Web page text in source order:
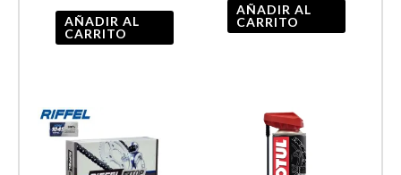
AÑADIR AL
CARRITO
AÑADIR AL
CARRITO